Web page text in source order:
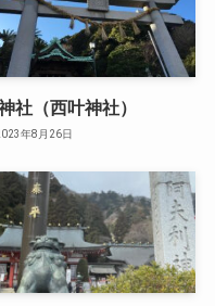
社（西叶神社）
年8月26日